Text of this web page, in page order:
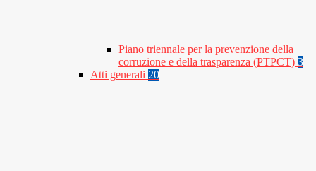
Piano triennale per la prevenzione della
corruzione e della trasparenza (PTPCT) 3
Atti generali 20